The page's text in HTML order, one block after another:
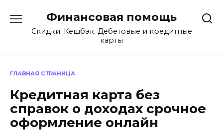
содержанию
Финансовая помощь
Скидки. Кешбэк. Дебетовые и кредитные
карты
ГЛАВНАЯ СТРАНИЦА
Кредитная карта без
справок о доходах срочное
оформление онлайн